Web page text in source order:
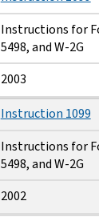
Instructions for
5498, and W-2G
2003
Instruction 1099
Instructions for
5498, and W-2G
2002